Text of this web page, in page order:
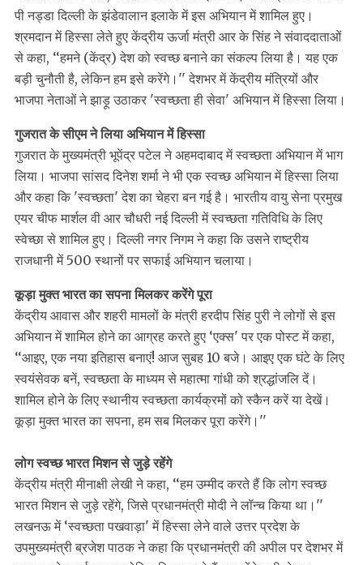
पी नड्डा दिल्ली के झंडेवालान इलाके में इस अभियान में शामिल हुए।
श्रमदान में हिस्सा लेते हुए केंद्रीय ऊर्जा मंत्री आर के सिंह ने संवाददाताओं
से कहा, ‘‘हमने (केंद्र) देश को स्वच्छ बनाने का संकल्प लिया है। यह एक
बड़ी चुनौती है, लेकिन हम इसे करेंगे।'' देशभर में केंद्रीय मंत्रियों और
भाजपा नेताओं ने झाड़ू उठाकर 'स्वच्छता ही सेवा' अभियान में हिस्सा लिया।
गुजरात के सीएम ने लिया अभियान में हिस्सा
गुजरात के मुख्यमंत्री भूपेंद्र पटेल ने अहमदाबाद में स्वच्छता अभियान में भाग
लिया। भाजपा सांसद दिनेश शर्मा ने भी एक स्वच्छ अभियान में हिस्सा लिया
और कहा कि 'स्वच्छता' देश का चेहरा बन गई है। भारतीय वायु सेना प्रमुख
एयर चीफ मार्शल वी आर चौधरी नई दिल्ली में स्वच्छता गतिविधि के लिए
स्वेच्छा से शामिल हुए। दिल्ली नगर निगम ने कहा कि उसने राष्ट्रीय
राजधानी में 500 स्थानों पर सफाई अभियान चलाया।
कूड़ा मुक्त भारत का सपना मिलकर करेंगे पूरा
केंद्रीय आवास और शहरी मामलों के मंत्री हरदीप सिंह पुरी ने लोगों से इस
अभियान में शामिल होने का आग्रह करते हुए ‘एक्स' पर एक पोस्ट में कहा,
‘‘आइए, एक नया इतिहास बनाएं! आज सुबह 10 बजे। आइए एक घंटे के लिए
स्वयंसेवक बनें, स्वच्छता के माध्यम से महात्मा गांधी को श्रद्धांजलि दें।
शामिल होने के लिए स्थानीय स्वच्छता कार्यक्रमों को स्कैन करें या देखें।
कूड़ा मुक्त भारत का सपना, हम सब मिलकर पूरा करेंगे।''
लोग स्वच्छ भारत मिशन से जुड़े रहेंगे
केंद्रीय मंत्री मीनाक्षी लेखी ने कहा, ‘‘हम उम्मीद करते हैं कि लोग स्वच्छ
भारत मिशन से जुड़े रहेंगे, जिसे प्रधानमंत्री मोदी ने लॉन्च किया था।''
लखनऊ में ‘स्वच्छता पखवाड़ा' में हिस्सा लेने वाले उत्तर प्रदेश के
उपमुख्यमंत्री ब्रजेश पाठक ने कहा कि प्रधानमंत्री की अपील पर देशभर में